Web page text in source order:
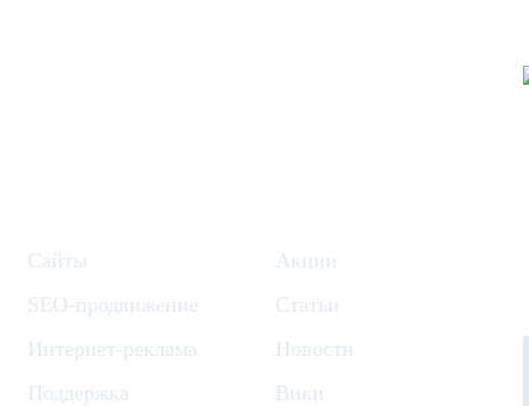
Сайты
SEO-продвижение
Интернет-реклама
Поддержка
Акции
Статьи
Новости
Вики